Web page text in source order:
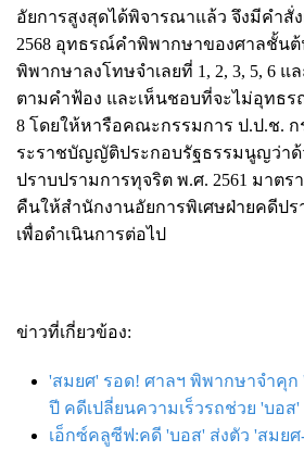
อัยการสูงสุดได้พิจารณาแล้ว จึงมีคำสั่
2568 อุทธรณ์คำพิพากษาของศาลชั้น
พิพากษาลงโทษจำเลยที่ 1, 2, 3, 5, 6
ตามคำฟ้อง และเห็นชอบที่จะไม่อุทธร
8 โดยให้หารือคณะกรรมการ ป.ป.ช.
ระราชบัญญัติประกอบรัฐธรรมนูญว่าด้
ปราบปรามการทุจริต พ.ศ. 2561 มาตร
คืนให้สำนักงานอัยการพิเศษฝ่ายคดีปร
เพื่อดำเนินการต่อไป
ข่าวที่เกี่ยวข้อง:
'สมยศ' รอด! ศาลฯ พิพากษาจำคุก
ปี คดีเปลี่ยนความเร็วรถช่วย 'บอส'
เอ็กซ์คลูซีฟ:คดี 'บอส' ส่งตัว 'สมย